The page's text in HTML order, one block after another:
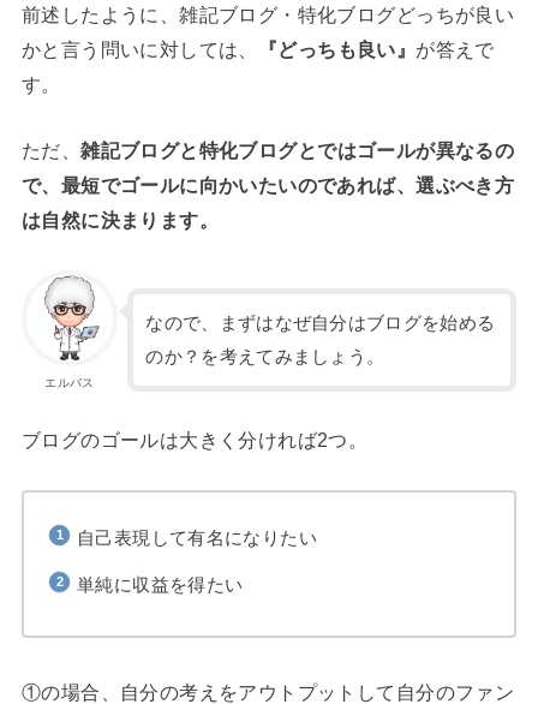
前述したように、雑記ブログ・特化ブログどっちが良い
かと言う問いに対しては、
『どっちも良い』 が答えで
す。
ただ、雑記ブログと特化ブログとではゴールが異なるの
で、最短でゴールに向かいたいのであれば、選ぶべき方
は自然に決まります。
エルバス
なので、まずはなぜ自分はブログを始める
のか？を考えてみましょう。
ブログのゴールは大きく分ければ2つ。
自己表現して有名になりたい
単純に収益を得たい
①の場合、自分の考えをアウトプットして自分のファン